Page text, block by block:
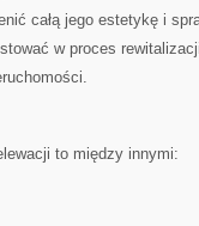
całą jego estetykę i
w proces​
to między innymi: